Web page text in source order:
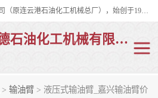
连云港华德石油化工机械有限公司（原连云港石油化工机械总厂），始创于1982年，是从事码头船用流体装卸臂、陆用流体装卸臂（鹤管）、活动梯、钢构平台、定量装车系统等全系列流体装卸设备的设计、制造、销售以及服务的专业供应商。
连云港华德石油化工机械有限公司
> 输油臂 > 液压式输油臂_嘉兴输油臂价